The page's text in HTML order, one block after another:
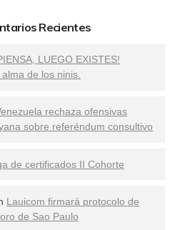
Recientes
LUEGO EXISTES!
de los ninis.
rechaza ofensivas
sobre referéndum consultivo
de certificados II Cohorte
Lauicom firmará protocolo de
de Sao Paulo